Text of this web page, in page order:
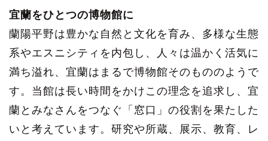
宜蘭をひとつの博物館に
蘭陽平野は豊かな自然と文化を育み、多様な生態
系やエスニシティを内包し、人々は温かく活気に
満ち溢れ、宜蘭はまるで博物館そのもののようで
す。当館は長い時間をかけこの理念を追求し、宜
蘭とみなさんをつなぐ「窓口」の役割を果たした
いと考えています。研究や所蔵、展示、教育、レ